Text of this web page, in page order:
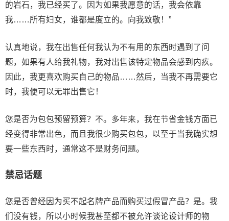
的岩石，我已经买了。因为如果我愿意的话，我会依靠
我……所有妇女，谁都是度立的。向我致敬！”
认真地说，我在出售任何我认为不有用的东西时遇到了问
题，如果有人给我礼物，我对出售该特定物品会感到内疚。
因此，我更喜欢购买自己的物品……然后，当我不再需要它
时，我便可以无罪出售它！
您是否为包包预留预算？不。多年来，我在节省金钱方面已
经变得非常出色，而且我很少购买包包，以至于当我确实想
要一些东西时，通常这不是财务问题。
禁忌话题
您是否曾经因为买不起名牌产品而购买过假冒产品？是。我
们没有钱，所以小时候我甚至都不被允许谈论设计师的物